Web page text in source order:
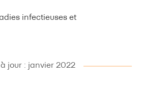
infectieuses et
à jour : janvier 2022